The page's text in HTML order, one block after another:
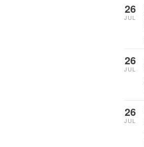
26
JUL
26
JUL
26
JUL